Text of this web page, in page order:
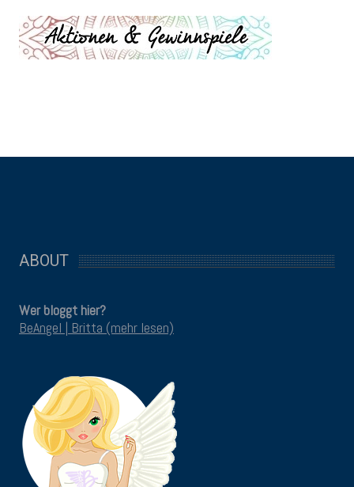
ABOUT
Wer bloggt hier?
BeAngel | Britta (mehr lesen)